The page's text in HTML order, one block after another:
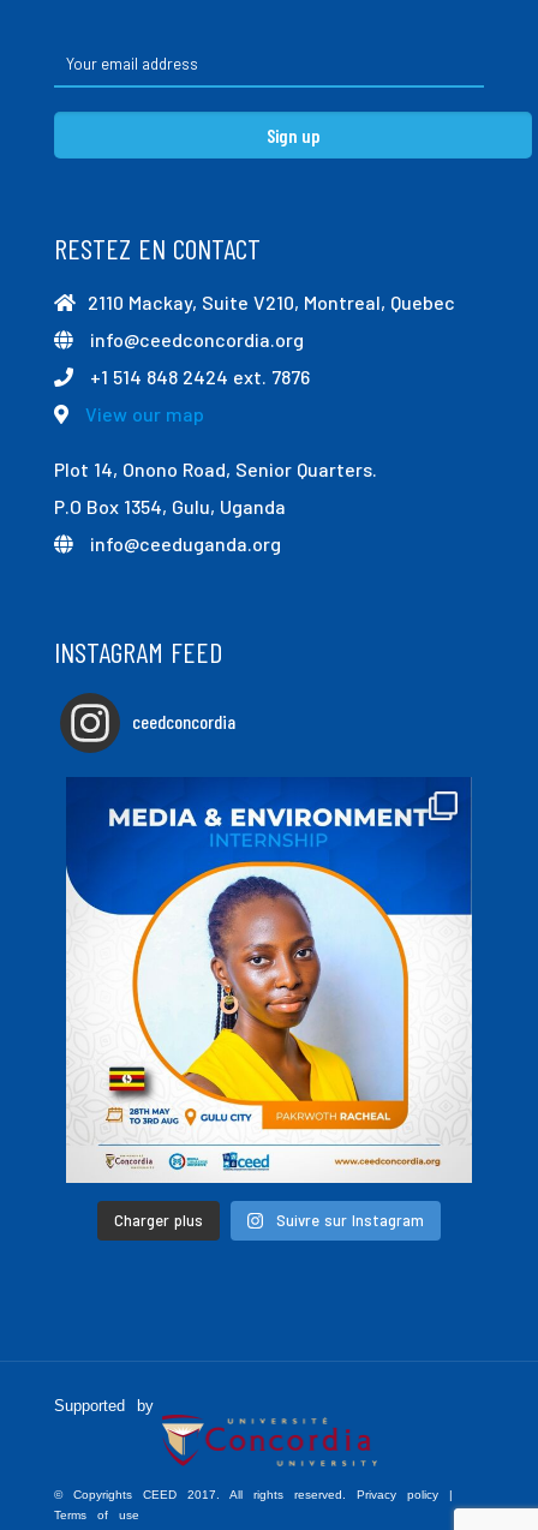
RESTEZ EN CONTACT
2110 Mackay, Suite V210, Montreal, Quebec
info@ceedconcordia.org
+1 514 848 2424 ext. 7876
View our map
Plot 14, Onono Road, Senior Quarters.
P.O Box 1354, Gulu, Uganda
info@ceeduganda.org
INSTAGRAM FEED
ceedconcordia
Charger plus Suivre sur Instagram
Supported by
© Copyrights CEED 2017. All rights reserved. Privacy policy |
Terms of use